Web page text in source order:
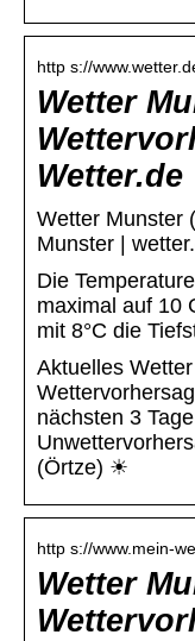
http s://
Wetter
Wetter.de
Wetter Munster
Munster |
Die
maximal auf 10
mit 8°C die
Aktuelles
nächsten 3
(Örtze) ☀
http s://www.mein-
Wetter